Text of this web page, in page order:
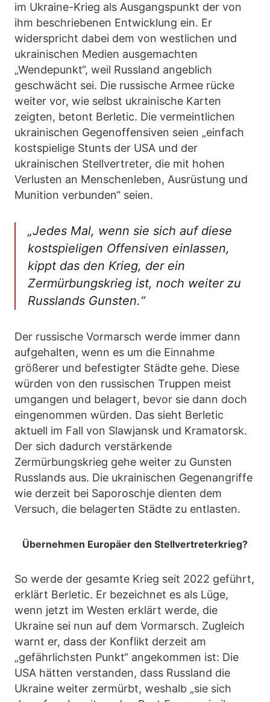
im Ukraine-Krieg als Ausgangspunkt der von
ihm beschriebenen Entwicklung ein. Er
widerspricht dabei dem von westlichen und
ukrainischen Medien ausgemachten
„Wendepunkt“, weil Russland angeblich
geschwächt sei. Die russische Armee rücke
weiter vor, wie selbst ukrainische Karten
zeigten, betont Berletic. Die vermeintlichen
ukrainischen Gegenoffensiven seien „einfach
kostspielige Stunts der USA und der
ukrainischen Stellvertreter, die mit hohen
Verlusten an Menschenleben, Ausrüstung und
Munition verbunden“ seien.
„Jedes Mal, wenn sie sich auf diese
kostspieligen Offensiven einlassen,
kippt das den Krieg, der ein
Zermürbungskrieg ist, noch weiter zu
Russlands Gunsten.“
Der russische Vormarsch werde immer dann
aufgehalten, wenn es um die Einnahme
größerer und befestigter Städte gehe. Diese
würden von den russischen Truppen meist
umgangen und belagert, bevor sie dann doch
eingenommen würden. Das sieht Berletic
aktuell im Fall von Slawjansk und Kramatorsk.
Der sich dadurch verstärkende
Zermürbungskrieg gehe weiter zu Gunsten
Russlands aus. Die ukrainischen Gegenangriffe
wie derzeit bei Saporoschje dienten dem
Versuch, die belagerten Städte zu entlasten.
Übernehmen Europäer den Stellvertreterkrieg?
So werde der gesamte Krieg seit 2022 geführt,
erklärt Berletic. Er bezeichnet es als Lüge,
wenn jetzt im Westen erklärt werde, die
Ukraine sei nun auf dem Vormarsch. Zugleich
warnt er, dass der Konflikt derzeit am
„gefährlichsten Punkt“ angekommen ist: Die
USA hätten verstanden, dass Russland die
Ukraine weiter zermürbt, weshalb „sie sich